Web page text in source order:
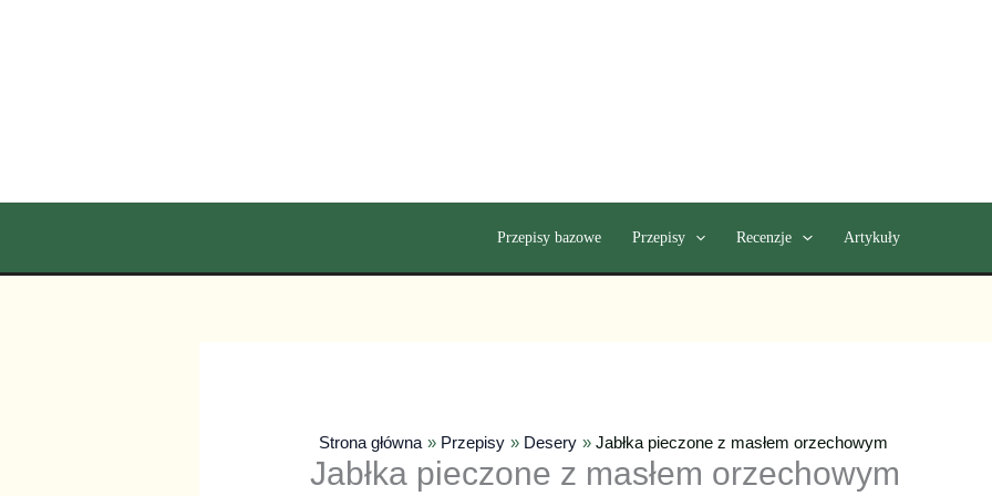
Przepisy bazowe Przepisy Recenzje Artykuły
Strona główna Przepisy Desery Jabłka pieczone z masłem orzechowym
Jabłka pieczone z masłem orzechowym